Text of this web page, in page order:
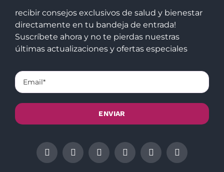
recibir consejos exclusivos de salud y bienestar
directamente en tu bandeja de entrada!
Suscríbete ahora y no te pierdas nuestras
últimas actualizaciones y ofertas especiales